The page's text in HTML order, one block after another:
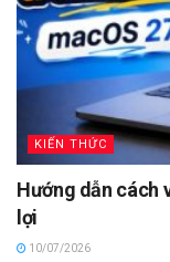
KIẾN THỨC
Hướng dẫn cách
lợi
10/07/2026